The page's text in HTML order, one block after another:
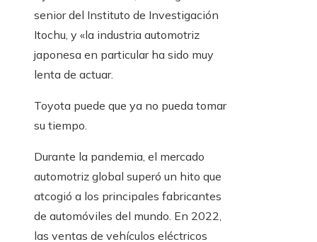
senior del Instituto de Investigación
Itochu, y «la industria automotriz
japonesa en particular ha sido muy
lenta de actuar.
Toyota puede que ya no pueda tomar
su tiempo.
Durante la pandemia, el mercado
automotriz global superó un hito que
atcogió a los principales fabricantes
de automóviles del mundo. En 2022,
las ventas de vehículos eléctricos